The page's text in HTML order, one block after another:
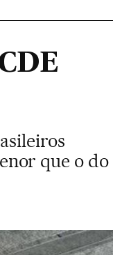
que o do